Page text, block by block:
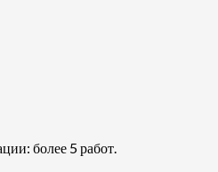
более 5 работ.